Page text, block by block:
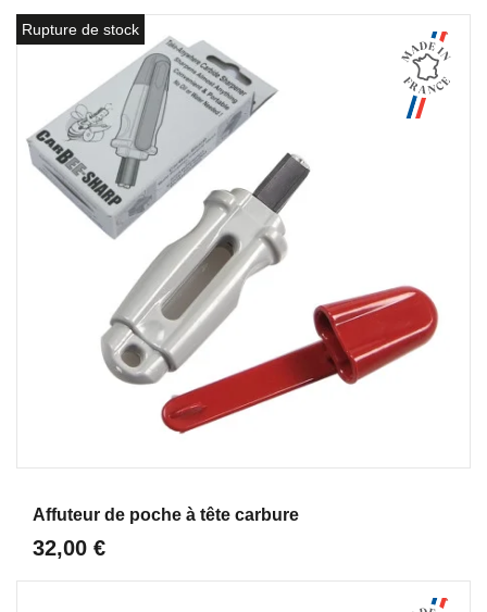
Rupture de stock
Affuteur de poche à tête carbure
32,00 €